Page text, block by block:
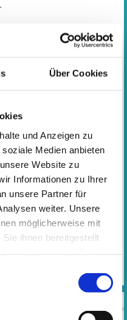
Über Cookies
und Anzeigen zu
Medien anbieten
Website zu
Informationen zu Ihrer
unsere Partner für
weiter. Unsere
möglicherweise mit
ihnen bereitgestellt
19,00
276,00 €,